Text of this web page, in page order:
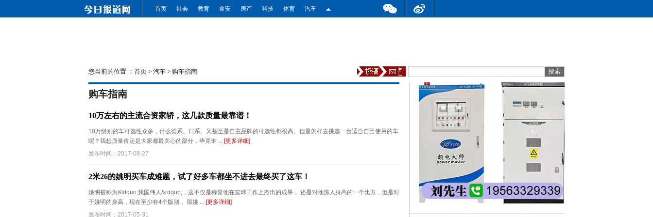
首页 社会 教育 食安 房产 科技 体育 汽车
您当前的位置 ： 首页 > 汽车 > 购车指南
购车指南
10万左右的主流合资家轿，这几款质量最靠谱！
10万级别的车可选性众多，什么德系、日系、又甚至是自主品牌的可选性都很高。但是怎样去挑选一台适合自己使用的车
呢？我想质量肯定是大家都最关心的部分，毕竟谁 ... [更多详细]
发布时间：2017-08-27
2米26的姚明买车成难题，试了好多车都坐不进去最终买了这车！
姚明被称为&ldquo;我国伟人&rdquo;，这不仅是称誉他在篮球工作上杰出的成果， 还是对他惊人身高的一个比方，但是对
于姚明的身高，现在至少有4个版别， 那姚 ... [更多详细]
发布时间：2017-05-31